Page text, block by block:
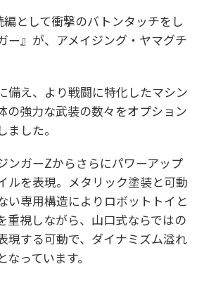
編として衝撃のバトンタッチをし
ー』が、アメイジング・ヤマグチ
備え、より戦闘に特化したマシン
の強力な武装の数々をオプション
した。
ンガーZからさらにパワーアップ
ルを表現。メタリック塗装と可動
い専用構造によりロボットトイと
重視しながら、山口式ならではの
現する可動で、ダイナミズム溢れ
っています。